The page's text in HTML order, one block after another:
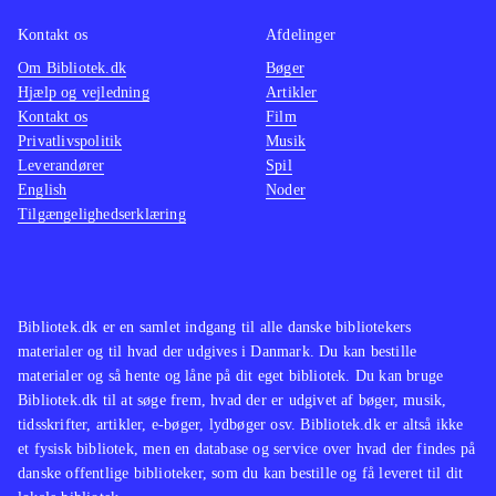
Bibliotek.dk er en samlet indgang til alle danske bibliotekers
materialer og til hvad der udgives i Danmark. Du kan bestille
materialer og så hente og låne på dit eget bibliotek. Du kan bruge
Bibliotek.dk til at søge frem, hvad der er udgivet af bøger, musik,
tidsskrifter, artikler, e-bøger, lydbøger osv. Bibliotek.dk er altså ikke
et fysisk bibliotek, men en database og service over hvad der findes på
danske offentlige biblioteker, som du kan bestille og få leveret til dit
Kontakt os
Om Bibliotek.dk
Hjælp og vejledning
Kontakt os
Privatlivspolitik
Leverandører
English
Tilgængelighedserklæring
Afdelinger
Bøger
Artikler
Film
Musik
Spil
Noder